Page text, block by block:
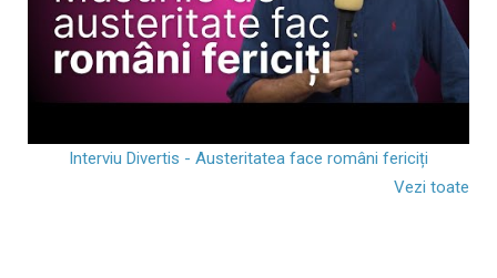
Interviu Divertis - Austeritatea face români fericiți
Vezi toate